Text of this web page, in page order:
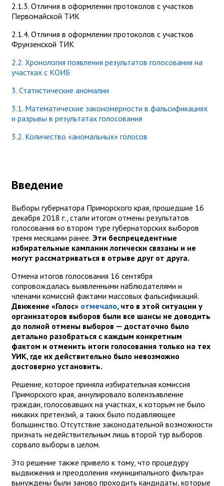
2.1.3. Отличия в оформлении протоколов с участков
Первомайской ТИК
2.1.4. Отличия в оформлении протоколов с участков
Фрунзенской ТИК
2.2. Хронология появления результатов голосования на
участках с КОИБ
3. Статистические аномалии
3.1. Математические закономерности в фальсификациях
и разрывы в результатах голосования
3.2. Количество «аномальных» голосов
Введение
Выборы губернатора Приморского края, прошедшие 16
декабря 2018 г., стали итогом отмены результатов
голосования во втором туре губернаторских выборов
тремя месяцами ранее. Эти беспрецедентные
избирательные кампании логически связаны и не
могут рассматриваться в отрыве друг от друга.
Отмена итогов голосования 16 сентября
сопровождалась выявленными наблюдателями и
членами комиссий фактами массовых фальсификаций.
Движение «Голос» отмечало, что в этой ситуации у
организаторов выборов были все шансы не доводить
до полной отмены выборов — достаточно было
детально разобраться с каждым конкретным
фактом и отменить итоги голосования только на тех
УИК, где их действительно было невозможно
достоверно установить.
Решение, которое приняла избирательная комиссия
Приморского края, аннулировало волеизъявление
граждан, голосовавших на участках, к которым не было
никаких претензий, а таких было подавляющее
большинство. Отсутствие законодательной возможности
признать недействительным лишь второй тур выборов
сорвало выборы в целом.
Это решение также привело к тому, что процедуру
выдвижения и преодоления «муниципального фильтра»
вынуждены были заново проходить кандидаты, которые